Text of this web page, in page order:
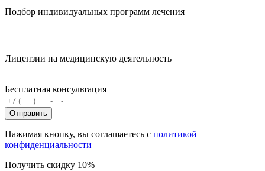
Подбор индивидуальных программ лечения
Лицензии на медицинскую деятельность
Бесплатная консультация
Отправить
Нажимая кнопку, вы соглашаетесь с политикой
конфиденциальности
Получить скидку 10%